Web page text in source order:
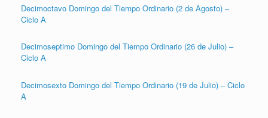
Decimoctavo Domingo del Tiempo Ordinario (2 de Agosto) –
Ciclo A
Decimoseptimo Domingo del Tiempo Ordinario (26 de Julio) –
Ciclo A
Decimosexto Domingo del Tiempo Ordinario (19 de Julio) – Ciclo
A